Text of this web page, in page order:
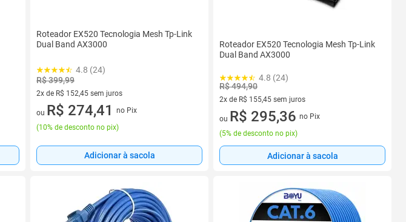
Roteador EX520 Tecnologia Mesh Tp-Link
Dual Band AX3000
4.8 (24)
R$ 399,99
2x de R$ 152,45 sem juros
2 vez de R$ 152,45 sem juros
ou R$ 274,41
no Pix
(10% de desconto no pix)
Adicionar à sacola
Roteador EX520 Tecnologia Mesh Tp-Link
Dual Band AX3000
4.8 (24)
R$ 494,90
2x de R$ 155,45 sem juros
2 vez de R$ 155,45 sem juros
ou R$ 295,36 no Pix
(5% de desconto no pix)
Adicionar à sacola